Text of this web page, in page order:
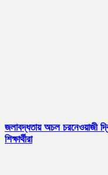
জলাবদ্ধতায় অচল চরনেওয়াজী
শিক্ষার্থীরা